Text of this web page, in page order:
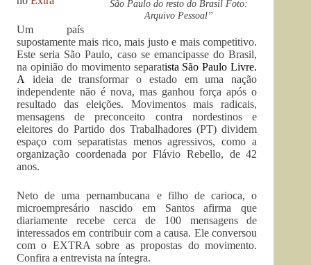
São Paulo do resto do Brasil Foto:
Arquivo Pessoal”
Um país
supostamente mais rico, mais justo e mais competitivo.
Este seria São Paulo, caso se emancipasse do Brasil,
na opinião do movimento separatista São Paulo Livre.
A
ideia de transformar o estado em uma nação
independente não é nova, mas ganhou força após o
resultado das eleições. Movimentos mais radicais,
mensagens de preconceito contra nordestinos e
eleitores do Partido dos Trabalhadores (PT) dividem
espaço com separatistas menos agressivos, como a
organização coordenada por Flávio Rebello, de 42
anos.
Neto de uma pernambucana e filho de carioca, o
microempresário nascido em Santos afirma que
diariamente recebe cerca de 100 mensagens de
interessados em contribuir com a causa. Ele conversou
com o EXTRA sobre as propostas do movimento.
Confira a entrevista na íntegra.